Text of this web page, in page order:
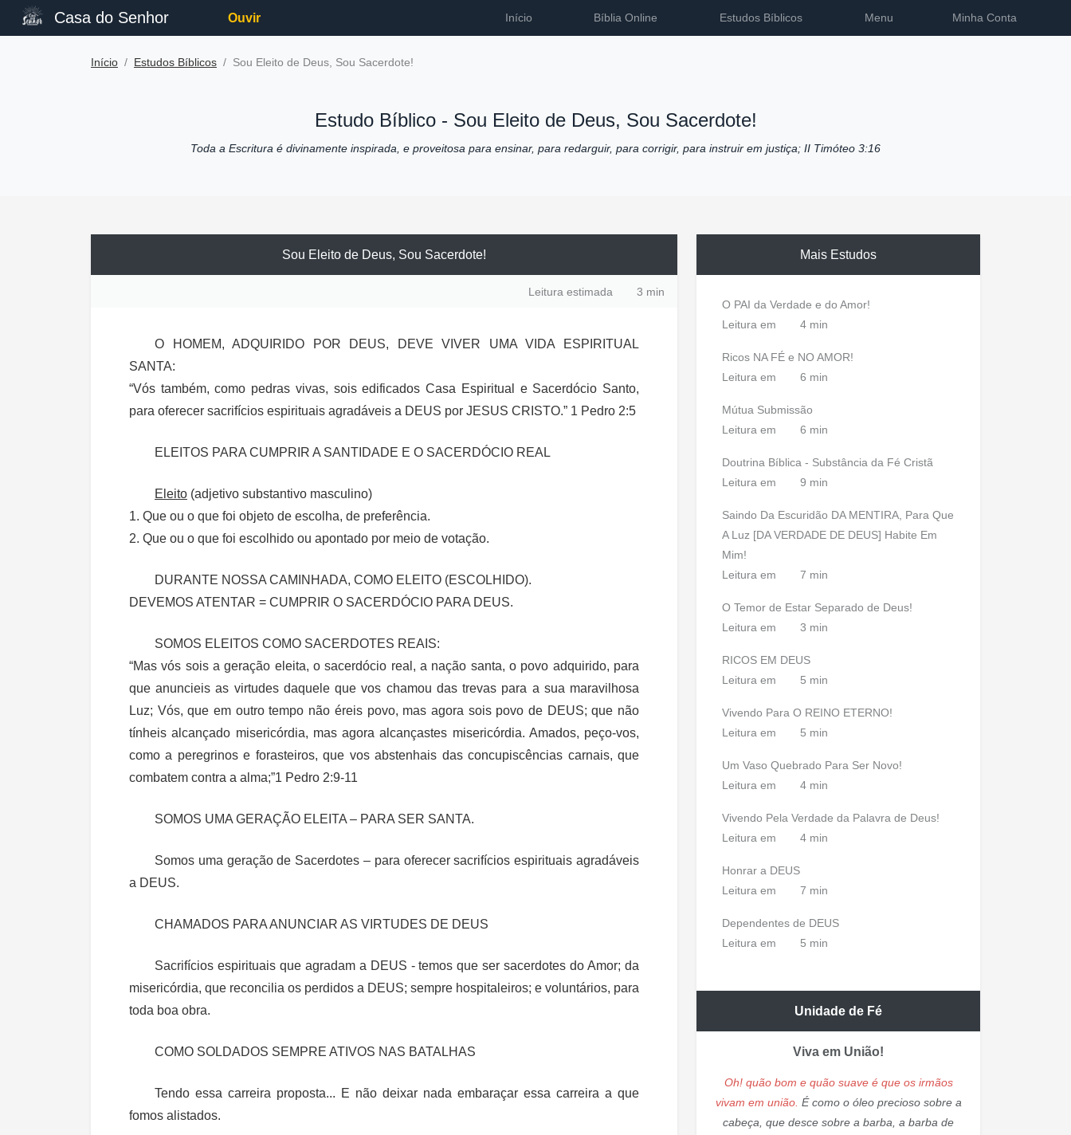
Casa do Senhor Ouvir Início Bíblia Online Estudos Bíblicos Menu Minha Conta
Início Estudos Bíblicos Sou Eleito de Deus, Sou Sacerdote!
Estudo Bíblico - Sou Eleito de Deus, Sou Sacerdote!
Toda a Escritura é divinamente inspirada, e proveitosa para ensinar, para redarguir, para corrigir, para instruir em justiça; II Timóteo 3:16
Sou Eleito de Deus, Sou Sacerdote!
Leitura estimada 3 min
O HOMEM, ADQUIRIDO POR DEUS, DEVE VIVER UMA VIDA ESPIRITUAL
SANTA:
“Vós também, como pedras vivas, sois edificados Casa Espiritual e Sacerdócio Santo,
para oferecer sacrifícios espirituais agradáveis a DEUS por JESUS CRISTO.” 1 Pedro 2:5
ELEITOS PARA CUMPRIR A SANTIDADE E O SACERDÓCIO REAL
Eleito (adjetivo substantivo masculino)
1. Que ou o que foi objeto de escolha, de preferência.
2. Que ou o que foi escolhido ou apontado por meio de votação.
DURANTE NOSSA CAMINHADA, COMO ELEITO (ESCOLHIDO).
DEVEMOS ATENTAR = CUMPRIR O SACERDÓCIO PARA DEUS.
SOMOS ELEITOS COMO SACERDOTES REAIS:
“Mas vós sois a geração eleita, o sacerdócio real, a nação santa, o povo adquirido, para
que anuncieis as virtudes daquele que vos chamou das trevas para a sua maravilhosa
Luz; Vós, que em outro tempo não éreis povo, mas agora sois povo de DEUS; que não
tínheis alcançado misericórdia, mas agora alcançastes misericórdia. Amados, peço-vos,
como a peregrinos e forasteiros, que vos abstenhais das concupiscências carnais, que
combatem contra a alma;”1 Pedro 2:9-11
SOMOS UMA GERAÇÃO ELEITA – PARA SER SANTA.
Somos uma geração de Sacerdotes – para oferecer sacrifícios espirituais agradáveis
a DEUS.
CHAMADOS PARA ANUNCIAR AS VIRTUDES DE DEUS
Sacrifícios espirituais que agradam a DEUS - temos que ser sacerdotes do Amor; da
misericórdia, que reconcilia os perdidos a DEUS; sempre hospitaleiros; e voluntários, para
toda boa obra.
COMO SOLDADOS SEMPRE ATIVOS NAS BATALHAS
Tendo essa carreira proposta... E não deixar nada embaraçar essa carreira a que
fomos alistados.
Mais Estudos
O PAI da Verdade e do Amor!
Leitura em
4 min
Ricos NA FÉ e NO AMOR!
Leitura em
6 min
Mútua Submissão
Leitura em
6 min
Doutrina Bíblica - Substância da Fé Cristã
Leitura em
9 min
Saindo Da Escuridão DA MENTIRA, Para Que
A Luz [DA VERDADE DE DEUS] Habite Em
Mim!
Leitura em
7 min
O Temor de Estar Separado de Deus!
Leitura em
3 min
RICOS EM DEUS
Leitura em
5 min
Vivendo Para O REINO ETERNO!
Leitura em
5 min
Um Vaso Quebrado Para Ser Novo!
Leitura em
4 min
Vivendo Pela Verdade da Palavra de Deus!
Leitura em
4 min
Honrar a DEUS
Leitura em
7 min
Dependentes de DEUS
Leitura em
5 min
Unidade de Fé
Viva em União!
Oh! quão bom e quão suave é que os irmãos
vivam em união. É como o óleo precioso sobre a
cabeça, que desce sobre a barba, a barba de